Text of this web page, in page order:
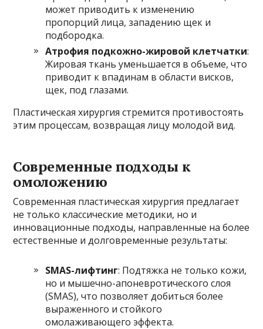
может приводить к изменению
пропорций лица, западению щек и
подбородка.
Атрофия подкожно-жировой клетчатки:
Жировая ткань уменьшается в объеме, что
приводит к впадинам в области висков,
щек, под глазами.
Пластическая хирургия стремится противостоять
этим процессам, возвращая лицу молодой вид.
Современные подходы к
омоложению
Современная пластическая хирургия предлагает
не только классические методики, но и
инновационные подходы, направленные на более
естественные и долговременные результаты:
SMAS-лифтинг: Подтяжка не только кожи,
но и мышечно-апоневротического слоя
(SMAS), что позволяет добиться более
выраженного и стойкого
омолаживающего эффекта.